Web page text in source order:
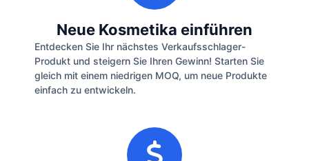
Neue Kosmetika einführen
Entdecken Sie Ihr nächstes Verkaufsschlager-
Produkt und steigern Sie Ihren Gewinn! Starten Sie
gleich mit einem niedrigen MOQ, um neue Produkte
einfach zu entwickeln.